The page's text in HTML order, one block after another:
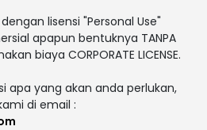
lisensi "Personal Use"
apapun bentuknya TANPA
biaya CORPORATE LICENSE.
apa yang akan anda perlukan,
di email :